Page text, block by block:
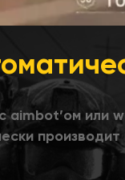
aimbot’ом или